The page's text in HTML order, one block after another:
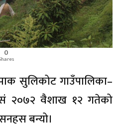
0
सुलिकोट गाउँपालिका–
२०७२ वैशाख १२ गतेको
बन्यो।